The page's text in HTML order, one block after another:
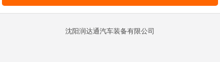
沈阳润达通汽车装备有限公司